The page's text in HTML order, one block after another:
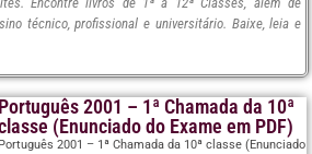
técnico, profissional e universitário. Baixe, leia e
Português 2001 – 1ª Chamada da 10ª
(Enunciado do Exame em PDF)
Português 2001 – 1ª Chamada da 10ª classe (Enunciado